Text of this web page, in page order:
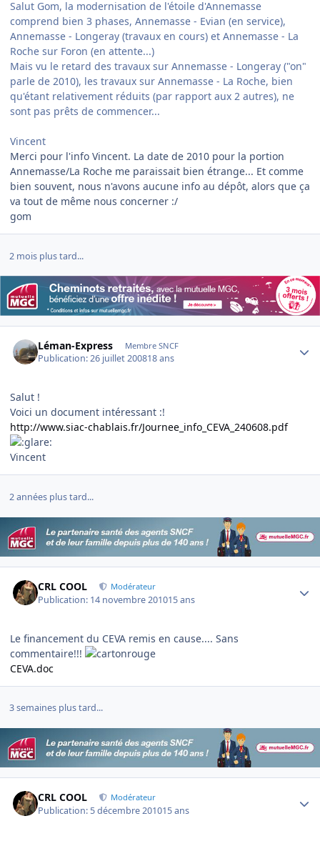
Salut Gom, la modernisation de l'étoile d'Annemasse
comprend bien 3 phases, Annemasse - Evian (en service),
Annemasse - Longeray (travaux en cours) et Annemasse - La
Roche sur Foron (en attente...)
Mais vu le retard des travaux sur Annemasse - Longeray ("on"
parle de 2010), les travaux sur Annemasse - La Roche, bien
qu'étant relativement réduits (par rapport aux 2 autres), ne
sont pas prêts de commencer...
Vincent
Merci pour l'info Vincent. La date de 2010 pour la portion
Annemasse/La Roche me paraissait bien étrange... Et comme
bien souvent, nous n'avons aucune info au dépôt, alors que ça
va tout de même nous concerner :/
gom
2 mois plus tard...
Léman-Express Membre SNCF
Publication:26 juillet 200818 ans
Salut !
Voici un document intéressant :!
http://www.siac-chablais.fr/Journee_info_CEVA_240608.pdf
Vincent
2 années plus tard...
CRL COOL Modérateur
Publication: 14 novembre 201015 ans
Le financement du CEVA remis en cause.... Sans
commentaire!!!
CEVA.doc
3 semaines plus tard...
CRL COOL Modérateur
Publication: 5 décembre 201015 ans